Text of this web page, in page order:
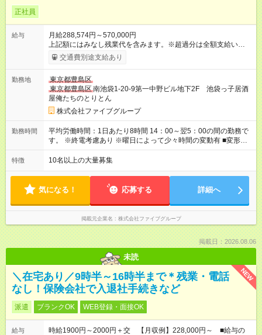
正社員
給与
月給288,574円～570,000円
上記額にはみなし残業代を含みます。※超過分は全額支給いたし
ます。 みなし残業代 55,495円／月 みなし残業時間 36時間／月
■昇給あり 年2回の給与査定による ■賞与あり ■前払い賞与あり
■残業手当あり ■交通費支給（上限3万円/月） ■引越し手当 敷
金・礼金・保証金・保険料の初期費用+荷物運搬費を支給 ※規定
あり ■積立金制度 給与ならびに賞与から積立を行える(年利2%)
シフトは22:00～翌5:00の深夜帯に入ってもらうこともありま
す。 一般的な飲食業では、この深夜帯のお給料は「みなし」と
して基本給に含まれることがしばしば・・・ でもファイブでは
「別途」深夜手当を支給！ ただキツいだけの深夜業務では心か
てしっかり還元することを大事にしています！ 【試用期間】試
用期間あり 試用期間の長さ：3ヶ月 雇用形態、給与は本採用時
と同じです。
交通費別途支給あり
勤務地
東京都豊島区
東京都豊島区南池袋1-20-9第一中野ビル地下2F 池袋っ子居酒
屋俺たちのとりとん
株式会社ファイブグループ
勤務時間
平均労働時間：1日あたり8時間 14：00～翌5：00の間の勤務で
す。 ※終電考慮あり ※曜日によって少々時間の変動有 ■変形労
働時間制 ■実労働時間：8時間程度 ■休憩時間：1時間程度～2時
間 休憩時間は勤務時間による ■月平均所定労働時間：173時間 ■
14：00～翌5：00の間の勤務です。 ※終電考慮あり ※曜日によ
って少々時間の変動有 ■変形労働時間制 ■実労働時間：8時間程
度 ■休憩時間：1時間程度～2時間 休憩時間は勤務時間による ■
月平均所定労働時間：173時間 ■平均残業時間：42時間程度
特徴 10名以上の大量募集
気になる！ 応募する 詳細へ
掲載元企業名 株式会社ファイブグループ
掲載日：2026.08.06
未読
NEW
＼在宅あり／9時半～16時半まで＊残業・電話
なし！保険会社で入退社手続きなど
派遣 ブランクOK WEB登録・面接OK
給与
時給1900円～2000円＋交 【月収例】228,000円～ ■給与の